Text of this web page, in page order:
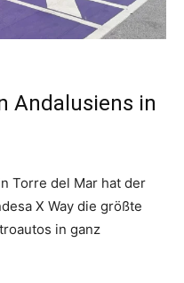
Andalusiens in
Torre del Mar hat der
X Way die größte
in ganz